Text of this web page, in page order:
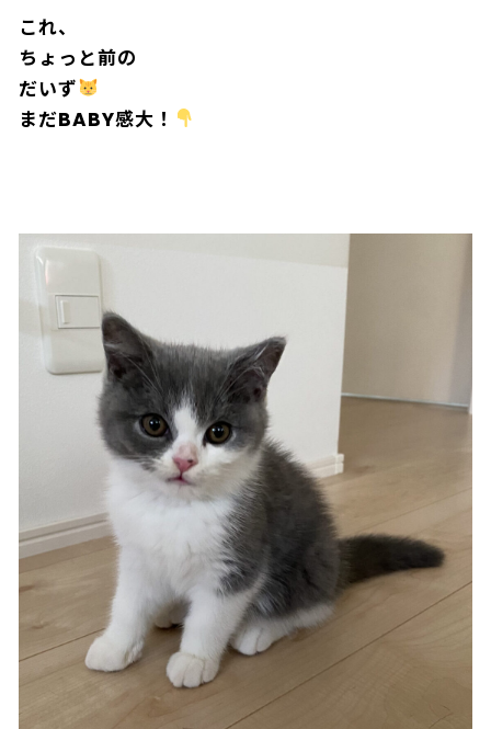
これ、
ちょっと前の
だいず
まだBABY感大！